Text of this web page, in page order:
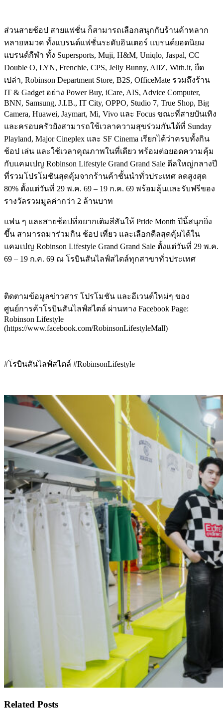
ส่วนสายช้อป สายแฟชั่น ก็สามารถเลือกสนุกกับร้านค้าหลาก
หลายหมวด ทั้งแบรนด์แฟชั่นระดับอินเตอร์ แบรนด์ยอดนิยม
แบรนด์กีฬา ทั้ง Supersports, Muji, H&M, Uniqlo, Jaspal, CC
Double O, LYN, Frenchie, CPS, Jelly Bunny, AIIZ, With.it, ยืด
เปล่า, Robinson Department Store, B2S, OfficeMate รวมถึงร้าน
IT & Gadget อย่าง Power Buy, iCare, AIS, Advice Computer,
BNN, Samsung, J.I.B., IT City, OPPO, Studio 7, True Shop, Big
Camera, Huawei, Jaymart, Mi, Vivo และ Focus ขณะที่สายบันเทิง
และครอบครัวยังสามารถใช้เวลาความสุขร่วมกันได้ที่ Sunday
Playland, Major Cineplex และ SF Cinema เรียกได้ว่าครบทั้งกิน
ช้อป เล่น และใช้เวลาคุณภาพในที่เดียว พร้อมต่อยอดความคุ้ม
กับแคมเปญ Robinson Lifestyle Grand Grand Sale ดีลใหญ่กลางปี
ที่รวมโปรโมชันสุดคุ้มจากร้านค้าชั้นนำทั่วประเทศ ลดสูงสุด
80% ตั้งแต่วันที่ 29 พ.ค. 69 – 19 ก.ค. 69 พร้อมลุ้นและรับฟรีของ
รางวัลรวมมูลค่ากว่า 2 ล้านบาท
แฟน ๆ และสายช้อปที่อยากเติมสีสันให้ Pride Month ปีนี้สนุกยิ่ง
ขึ้น สามารถมาร่วมกิน ช้อป เที่ยว และเลือกดีลสุดคุ้มได้ใน
แคมเปญ Robinson Lifestyle Grand Grand Sale ตั้งแต่วันที่ 29 พ.ค.
69 – 19 ก.ค. 69 ณ โรบินสันไลฟ์สไตล์ทุกสาขาทั่วประเทศ
ติดตามข้อมูลข่าวสาร โปรโมชัน และอีเวนต์ใหม่ๆ ของ
ศูนย์การค้าโรบินสันไลฟ์สไตล์ ผ่านทาง Facebook Page:
Robinson Lifestyle
(https://www.facebook.com/RobinsonLifestyleMall)
#โรบินสันไลฟ์สไตล์ #RobinsonLifestyle
Related Posts